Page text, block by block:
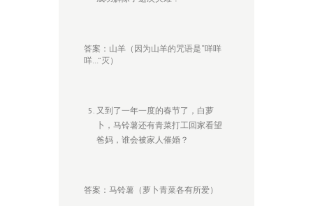
答案：山羊（因为山羊的咒语是“咩咩
咩…”灭）
又到了一年一度的春节了，白萝
卜，马铃薯还有青菜打工回家看望
爸妈，谁会被家人催婚？
答案：马铃薯（萝卜青菜各有所爱）